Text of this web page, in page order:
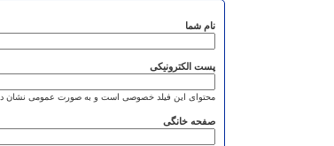
نام شما
پست الکترونیکی
محتوای این فیلد خصوصی است و به صورت عمومی نشان
صفحه خانگی